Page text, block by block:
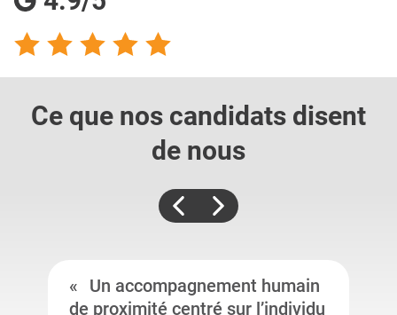
Ce que nos candidats disent
de nous
Un accompagnement humain
de proximité centré sur l’individu